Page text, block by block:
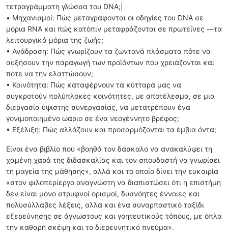
τετραγράμματη γλώσσα του DNA;|
• Μηχανισμοί: Πώς μεταγράφονται οι οδηγίες του DNA σε
μόρια RNA και πώς κατόπιν μεταφράζονται σε πρωτεΐνες —τα
λειτουργικά μόρια της ζωής;
• Ανάδραση: Πώς γνωρίζουν τα ζωντανά πλάσματα πότε να
αυξήσουν την παραγωγή των προϊόντων που χρειάζονται και
πότε να την ελαττώσουν;
• Κοινότητα: Πώς καταφέρνουν τα κύτταρά μας να
συγκροτούν πολύπλοκες κοινότητες, με αποτέλεσμα, σε μια
διεργασία ύψιστης συνεργασίας, να μετατρέπουν ένα
γονιμοποιημένο ωάριο σε ένα νεογέννητο βρέφος;
• Εξέλιξη: Πώς αλλάζουν και προσαρμόζονται τα έμβια όντα;
Είναι ένα βιβλίο που «βοηθά τον δάσκαλο να ανακαλύψει τη
χαμένη χαρά της διδασκαλίας και τον σπουδαστή να γνωρίσει
τη μαγεία της μάθησης», αλλά και το οποίο δίνει την ευκαιρία
«στον φιλοπερίεργο αναγνώστη να διαπιστώσει ότι η επιστήμη
δεν είναι μόνο στρυφνοί ορισμοί, δυσνόητες έννοιες και
πολυσύλλαβες λέξεις, αλλά και ένα συναρπαστικό ταξίδι
εξερεύνησης σε άγνωστους και γοητευτικούς τόπους, με όπλα
την καθαρή σκέψη και το διερευνητικό πνεύμα».